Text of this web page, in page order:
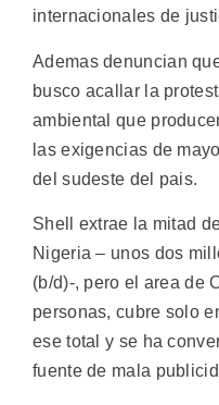
internacionales de
Ademas denuncian
busco acallar la
ambiental que
las exigencias de
del sudeste del pais.
Shell extrae la mitad
Nigeria – unos dos
(b/d)-, pero el area de
personas, cubre solo
ese total y se ha
fuente de mala